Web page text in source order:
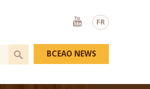
FR
Youtube
BCEAO NEWS